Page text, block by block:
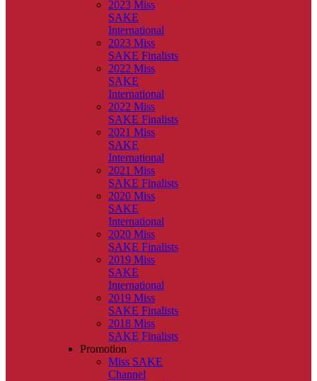
2023 Miss
SAKE
International
2023 Miss
SAKE Finalists
2022 Miss
SAKE
International
2022 Miss
SAKE Finalists
2021 Miss
SAKE
International
2021 Miss
SAKE Finalists
2020 Miss
SAKE
International
2020 Miss
SAKE Finalists
2019 Miss
SAKE
International
2019 Miss
SAKE Finalists
2018 Miss
SAKE Finalists
Promotion
Miss SAKE
Channel